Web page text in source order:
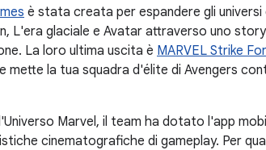
è stata creata per espandere gli universi
L'era glaciale e Avatar attraverso uno
La loro ultima uscita è MARVEL Strike
mette la tua squadra d'élite di Avengers
Marvel, il team ha dotato l'app
cinematografiche di gameplay. Per